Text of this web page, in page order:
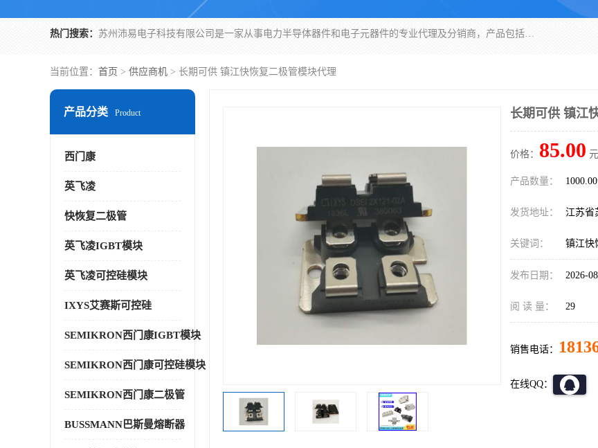
热门搜索： 苏州沛易电子科技有限公司是一家从事电力半导体器件和电子元器件的专业代理及分销商，产品包括：IGBT模块、IPM模块、PIM模块、二极管、三极管、可控硅、整流桥、IGBT单管、IGBT电路驱动板、GTR达林顿模块、快恢复二极管、肖特基二极管、熔断器、IC集成电路、快速熔断器等。
当前位置： 首页 > 供应商机 > 长期可供 镇江快恢复二极管模块代理
产品分类 Product
西门康
英飞凌
快恢复二极管
英飞凌IGBT模块
英飞凌可控硅模块
IXYS艾赛斯可控硅
SEMIKRON西门康IGBT模块
SEMIKRON西门康可控硅模块
SEMIKRON西门康二极管
BUSSMANN巴斯曼熔断器
长期可供 镇江
价格： 85.00
产品数量：
发货地址： 江苏省
关键词： 镇江快
发布日期： 2026-
阅 读 量： 29
销售电话：
在线QQ：